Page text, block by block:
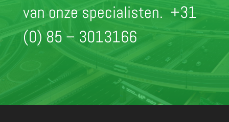
van onze specialisten. +31
(0) 85 – 3013166